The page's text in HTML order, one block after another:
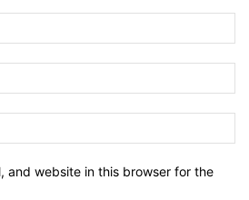
and website in this browser for the